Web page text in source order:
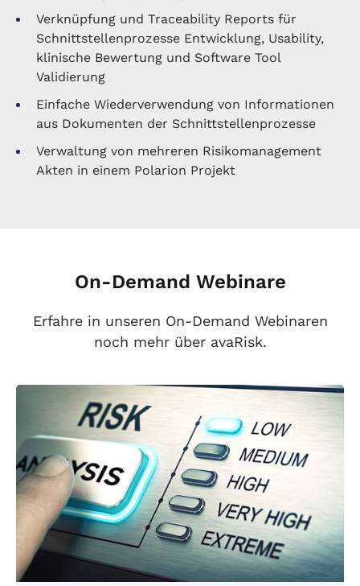
Verknüpfung und Traceability Reports für
Schnittstellenprozesse Entwicklung, Usability,
klinische Bewertung und Software Tool
Validierung
Einfache Wiederverwendung von Informationen
aus Dokumenten der Schnittstellenprozesse
Verwaltung von mehreren Risikomanagement
Akten in einem Polarion Projekt
On-Demand Webinare
Erfahre in unseren On-Demand Webinaren
noch mehr über avaRisk.